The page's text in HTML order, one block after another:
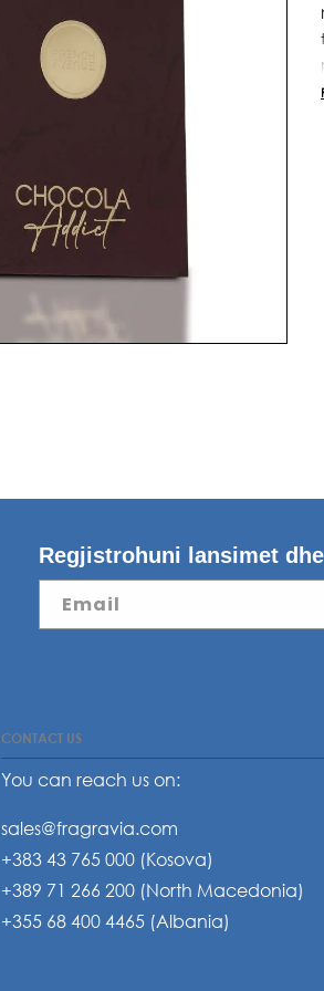
Regjistrohuni lansimet
Email
CONTACT US
You can reach us on:
sales@fragravia.com
+383 43 765 000 (Kosova)
+389 71 266 200 (North Macedonia)
+355 68 400 4465 (Albania)